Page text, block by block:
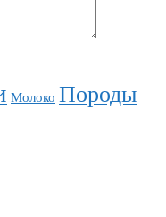
Молоко Породы